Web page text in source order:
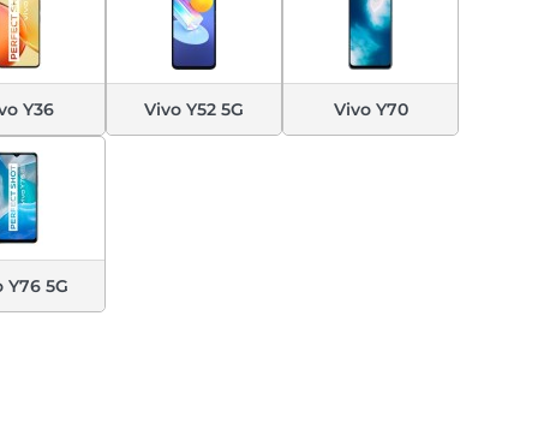
Y36 Vivo Y52 5G Vivo Y70
Y76 5G